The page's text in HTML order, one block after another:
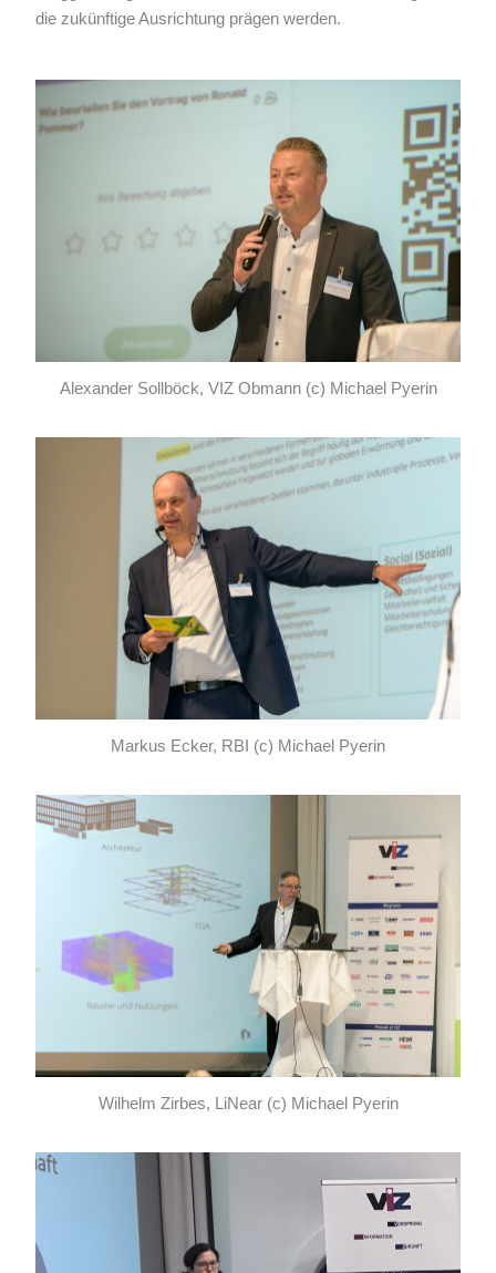
die zukünftige Ausrichtung prägen werden.
Alexander Sollböck, VIZ Obmann (c) Michael Pyerin
Markus Ecker, RBI (c) Michael Pyerin
Wilhelm Zirbes, LiNear (c) Michael Pyerin